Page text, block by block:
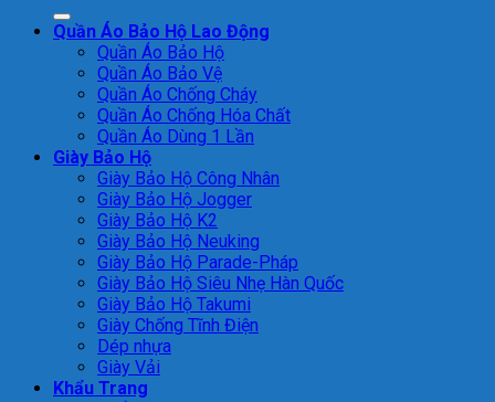
Quần Áo Bảo Hộ Lao Động
Quần Áo Bảo Hộ
Quần Áo Bảo Vệ
Quần Áo Chống Cháy
Quần Áo Chống Hóa Chất
Quần Áo Dùng 1 Lần
Giày Bảo Hộ
Giày Bảo Hộ Công Nhân
Giày Bảo Hộ Jogger
Giày Bảo Hộ K2
Giày Bảo Hộ Neuking
Giày Bảo Hộ Parade-Pháp
Giày Bảo Hộ Siêu Nhẹ Hàn Quốc
Giày Bảo Hộ Takumi
Giày Chống Tĩnh Điện
Dép nhựa
Giày Vải
Khẩu Trang